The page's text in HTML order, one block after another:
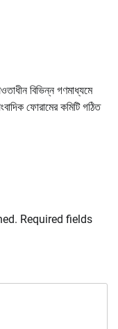
বিভিন্ন গণমাধ্যমে
ফোরামের কমিটি গঠিত
Required fields